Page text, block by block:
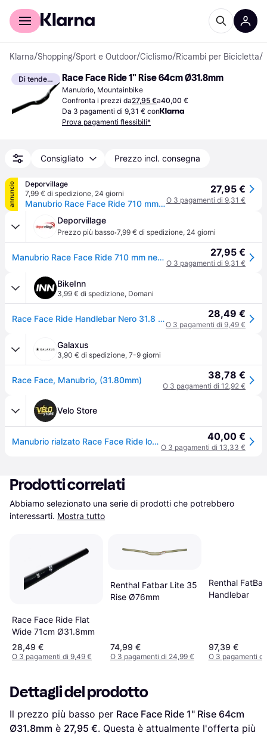
Per il tuo shopping
Klarna/Shopping/Sport e Outdoor/Ciclismo/Ricambi per Bicicletta/
Di tendenza Race Face Ride 1" Rise 64cm Ø31.8mm
Manubrio, Mountainbike
Confronta i prezzi da27,95 €a40,00 €
Da 3 pagamenti di 9,31 € con
Prova pagamenti flessibili*
Consigliato Prezzo incl. consegna
annuncio
Deporvillage
7,99 € di spedizione, 24 giorni
Manubrio Race Face Ride 710 mm nero - Black
27,95 €
O 3 pagamenti di 9,31 €
Deporvillage
Prezzo più basso·7,99 € di spedizione, 24 giorni
Manubrio Race Face Ride 710 mm nero - Black 27,95 €
O 3 pagamenti di 9,31 €
BikeInn
3,99 € di spedizione, Domani
Race Face Ride Handlebar Nero 31.8 mm / 710 mm 28,49 €
O 3 pagamenti di 9,49 €
Galaxus
3,90 € di spedizione, 7-9 giorni
Race Face, Manubrio, (31.80mm) 38,78 €
O 3 pagamenti di 12,92 €
Velo Store
Manubrio rialzato Race Face Ride low31.8x710mm - Noir 40,00 €
O 3 pagamenti di 13,33 €
Prodotti correlati
Abbiamo selezionato una serie di prodotti che potrebbero
interessarti. Mostra tutto
Race Face Ride Flat
Wide 71cm Ø31.8mm
28,49 €
O 3 pagamenti di 9,49 €
Renthal Fatbar Lite 35
Rise Ø76mm
74,99 €
O 3 pagamenti di 24,99 €
Renthal
Handlebar
97,39 €
O 3 pagamenti
Dettagli del prodotto
Il prezzo più basso per Race Face Ride 1" Rise 64cm
Ø31.8mm è 27,95 €. Questa è attualmente l'offerta più